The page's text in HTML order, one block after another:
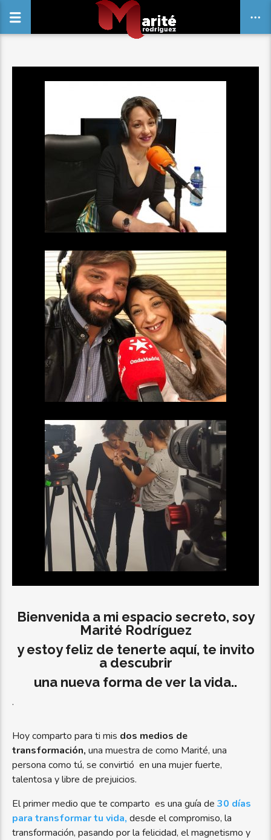
Bienvenida a mi espacio secreto, soy
Marité Rodríguez
y estoy feliz de tenerte aquí, te invito
a descubrir
una nueva forma de ver la vida..
.
Hoy comparto para ti mis dos medios de
transformación, una muestra de como Marité, una
persona como tú, se convirtió en una mujer fuerte,
talentosa y libre de prejuicios.
El primer medio que te comparto es una guía de 30 días
para transformar tu vida, desde el compromiso, la
transformación, pasando por la felicidad, el magnetismo y